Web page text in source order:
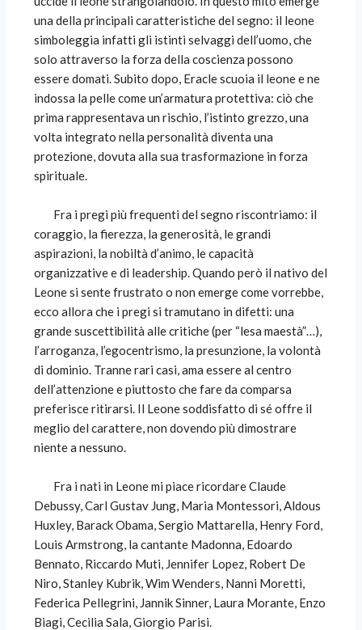
una della principali caratteristiche del segno: il leone
simboleggia infatti gli istinti selvaggi dell’uomo, che
solo attraverso la forza della coscienza possono
essere domati. Subito dopo, Eracle scuoia il leone e ne
indossa la pelle come un’armatura protettiva: ciò che
prima rappresentava un rischio, l’istinto grezzo, una
volta integrato nella personalità diventa una
protezione, dovuta alla sua trasformazione in forza
spirituale.
Fra i pregi più frequenti del segno riscontriamo: il
coraggio, la fierezza, la generosità, le grandi
aspirazioni, la nobiltà d’animo, le capacità
organizzative e di leadership. Quando però il nativo del
Leone si sente frustrato o non emerge come vorrebbe,
ecco allora che i pregi si tramutano in difetti: una
grande suscettibilità alle critiche (per “lesa maestà”…),
l’arroganza, l’egocentrismo, la presunzione, la volontà
di dominio. Tranne rari casi, ama essere al centro
dell’attenzione e piuttosto che fare da comparsa
preferisce ritirarsi. Il Leone soddisfatto di sé offre il
meglio del carattere, non dovendo più dimostrare
niente a nessuno.
Fra i nati in Leone mi piace ricordare Claude
Debussy, Carl Gustav Jung, Maria Montessori, Aldous
Huxley, Barack Obama, Sergio Mattarella, Henry Ford,
Louis Armstrong, la cantante Madonna, Edoardo
Bennato, Riccardo Muti, Jennifer Lopez, Robert De
Niro, Stanley Kubrik, Wim Wenders, Nanni Moretti,
Federica Pellegrini, Jannik Sinner, Laura Morante, Enzo
Biagi, Cecilia Sala, Giorgio Parisi.